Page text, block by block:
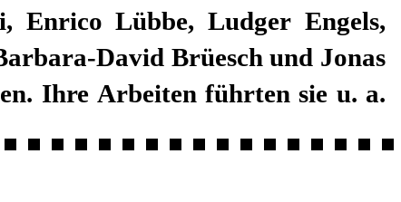
Enrico Lübbe, Ludger Engels,
David Brüesch und Jonas
Ihre Arbeiten führten sie u. a.
22 entwarf sie die Kostüme